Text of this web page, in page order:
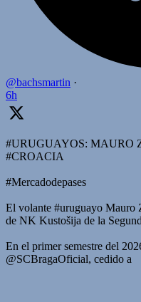
@bachsmartin ·
6h
#URUGUAYOS: MAURO
#CROACIA
#Mercadodepases
El volante #uruguayo Mauro
de NK Kustošija de la
En el primer semestre del
@SCBragaOficial, cedido a